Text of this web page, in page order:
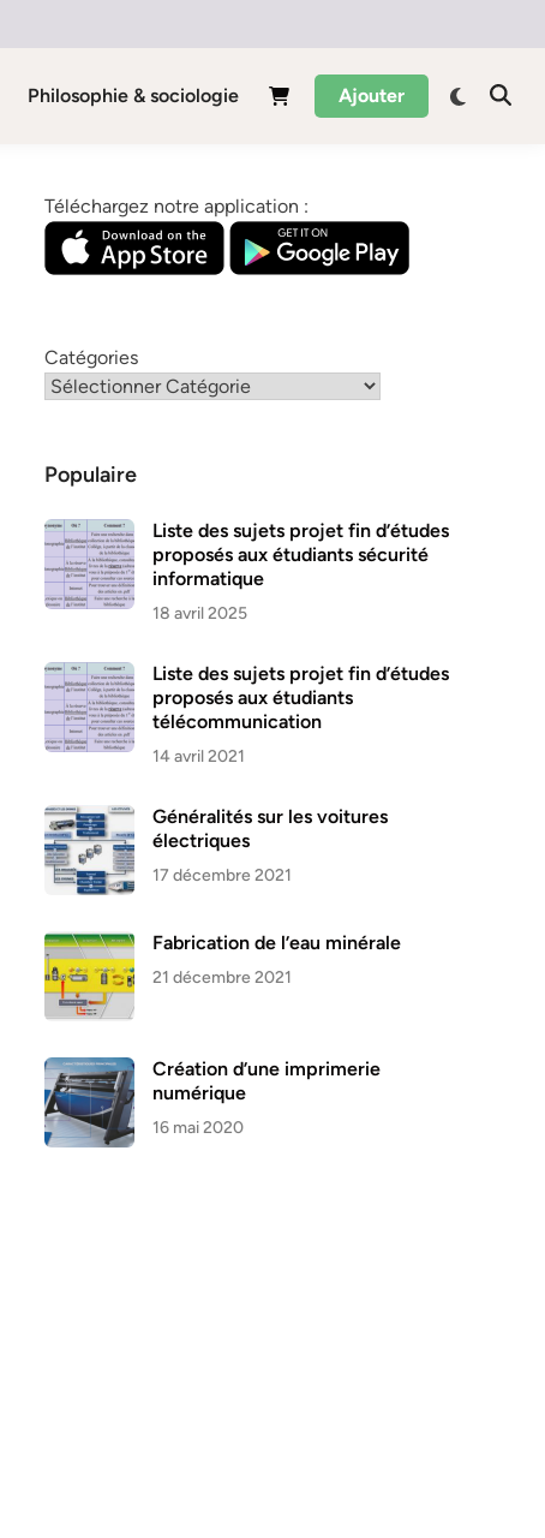
Philosophie & sociologie Ajouter
Téléchargez notre application :
Catégories
Populaire
Liste des sujets projet fin d’études
proposés aux étudiants sécurité
informatique
18 avril 2025
Liste des sujets projet fin d’études
proposés aux étudiants
télécommunication
14 avril 2021
Généralités sur les voitures
électriques
17 décembre 2021
Fabrication de l’eau minérale
21 décembre 2021
Création d’une imprimerie
numérique
16 mai 2020